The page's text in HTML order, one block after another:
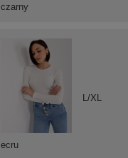
czarny
ecru
L/XL